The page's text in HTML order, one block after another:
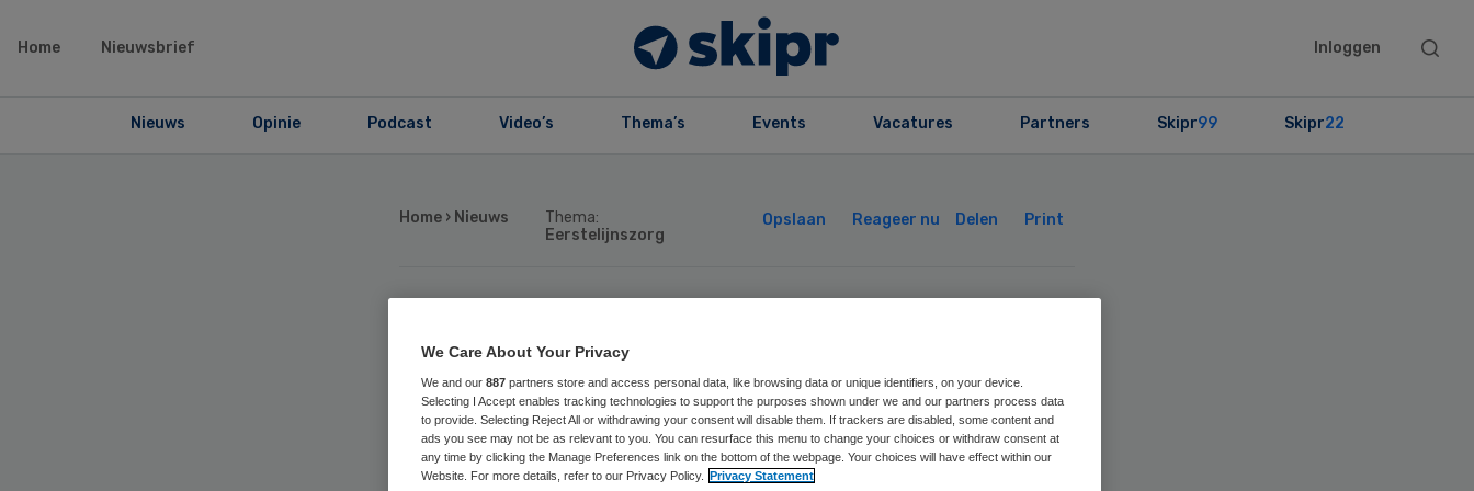
Home Nieuwsbrief Inloggen
Search
Nieuws Opinie Podcast Video’s Thema’s Events Vacatures Partners Skipr99 Skipr22
Home › Nieuws
Thema:
Eerstelijnszorg
Opslaan Reageer nu Delen Print
Gezondheidsraad: prik
RS-virus voor ouderen
en risicogroepen
We Care About Your Privacy
We and our 887 partners store and access personal data, like browsing data or unique identifiers, on your device.
Selecting I Accept enables tracking technologies to support the purposes shown under we and our partners process data
to provide. Selecting Reject All or withdrawing your consent will disable them. If trackers are disabled, some content and
ads you see may not be as relevant to you. You can resurface this menu to change your choices or withdraw consent at
any time by clicking the Manage Preferences link on the bottom of the webpage. Your choices will have effect within our
Website. For more details, refer to our Privacy Policy. Privacy Statement